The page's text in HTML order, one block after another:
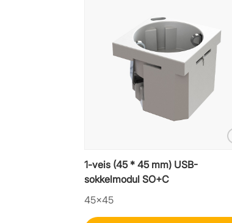
1-veis (45 * 45 mm) USB-
sokkelmodul SO+C
45×45